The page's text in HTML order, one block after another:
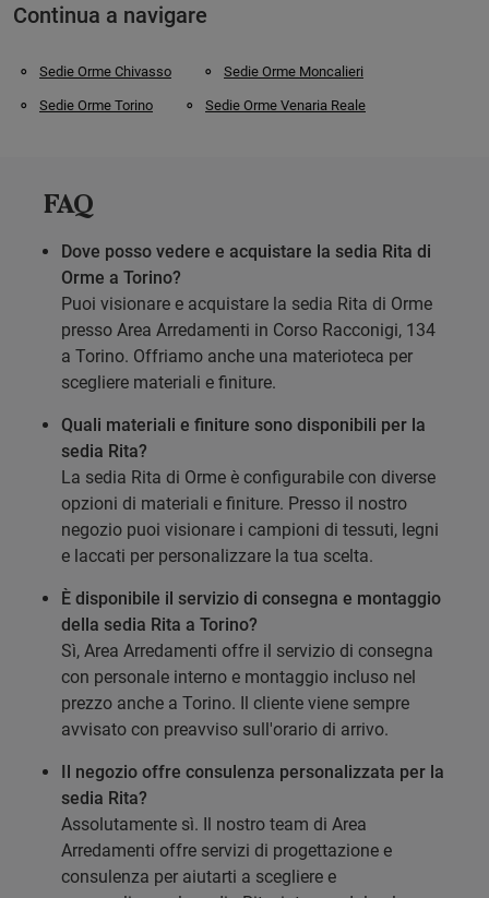
Continua a navigare
Sedie Orme Chivasso Sedie Orme Moncalieri
Sedie Orme Torino Sedie Orme Venaria Reale
FAQ
Dove posso vedere e acquistare la sedia Rita di
Orme a Torino?
Puoi visionare e acquistare la sedia Rita di Orme
presso Area Arredamenti in Corso Racconigi, 134
a Torino. Offriamo anche una materioteca per
scegliere materiali e finiture.
Quali materiali e finiture sono disponibili per la
sedia Rita?
La sedia Rita di Orme è configurabile con diverse
opzioni di materiali e finiture. Presso il nostro
negozio puoi visionare i campioni di tessuti, legni
e laccati per personalizzare la tua scelta.
È disponibile il servizio di consegna e montaggio
della sedia Rita a Torino?
Sì, Area Arredamenti offre il servizio di consegna
con personale interno e montaggio incluso nel
prezzo anche a Torino. Il cliente viene sempre
avvisato con preavviso sull'orario di arrivo.
Il negozio offre consulenza personalizzata per la
sedia Rita?
Assolutamente sì. Il nostro team di Area
Arredamenti offre servizi di progettazione e
consulenza per aiutarti a scegliere e